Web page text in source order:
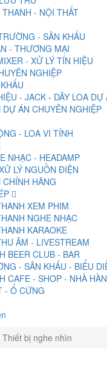
THANH - NỘI THẤT
- SÂN KHẤU
- THƯƠNG MẠI
- XỬ LÝ TÍN HIỆU
NGHIỆP
- JACK - DÂY LOA DỰ
DỰ ÁN CHUYÊN NGHIỆP
- LOA VI TÍNH
NHẠC - HEADAMP
LÝ NGUỒN ĐIỆN
CHÍNH HÃNG
XEM PHIM
NGHE NHẠC
KARAOKE
ÂM - LIVESTREAM
BEER CLUB - BAR
- SÂN KHẤU - BIỂU
CAFE - SHOP - NHÀ
- Ổ CỨNG
Thiết bị nghe nhìn